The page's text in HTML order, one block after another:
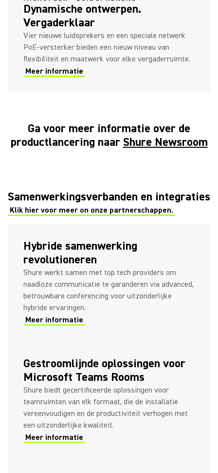
Dynamische ontwerpen.
Vergaderklaar
Vier nieuwe luidsprekers en een speciale netwerk
PoE-versterker bieden een nieuw niveau van
flexibiliteit en maatwerk voor elke vergaderruimte.
Meer informatie
Ga voor meer informatie over de
productlancering naarShure Newsroom
Samenwerkingsverbanden en integraties
Klik hier voor meer on onze partnerschappen.
Hybride samenwerking
revolutioneren
Shure werkt samen met top tech providers om
naadloze communicatie te garanderen via advanced,
betrouwbare conferencing voor uitzonderlijke
hybride ervaringen.
Meer informatie
Gestroomlijnde oplossingen voor
Microsoft Teams Rooms
Shure biedt gecertificeerde oplossingen voor
teamruimten van elk formaat, die de installatie
vereenvoudigen en de productiviteit verhogen met
een uitzonderlijke kwaliteit.
Meer informatie